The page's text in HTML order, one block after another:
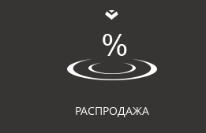
РАСПРОДАЖА